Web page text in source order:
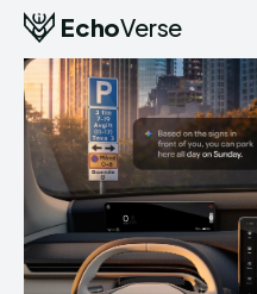
EchoVerse